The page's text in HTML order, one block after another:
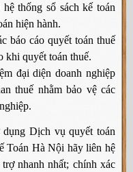
thống sổ sách kế toán
hiện hành.
báo cáo quyết toán thuế
khi quyết toán thuế.
đại diện doanh nghiệp
thuế nhằm bảo vệ các
Dịch vụ quyết toán
Toán Hà Nội hãy liên hệ
nhanh nhất; chính xác